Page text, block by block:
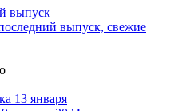
выпуск, свежие